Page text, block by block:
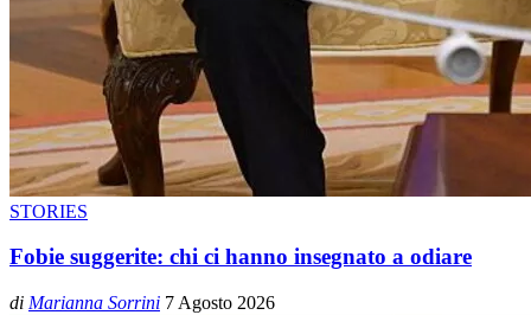
STORIES
Fobie suggerite: chi ci hanno insegnato a odiare
di Marianna Sorrini 7 Agosto 2026